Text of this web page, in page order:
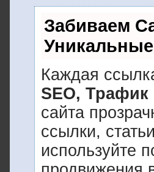
Забиваем
Каждая
SEO, Трафик
сайта
ссылки,
используйте